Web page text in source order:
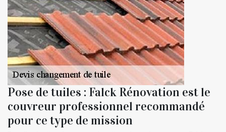
Pose de tuiles : Falck Rénovation est le
couvreur professionnel recommandé
pour ce type de mission